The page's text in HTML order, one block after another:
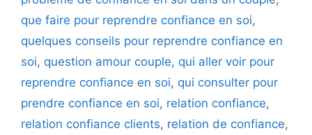
que faire pour reprendre confiance en soi,
quelques conseils pour reprendre confiance en
soi, question amour couple, qui aller voir pour
reprendre confiance en soi, qui consulter pour
prendre confiance en soi, relation confiance,
relation confiance clients, relation de confiance,